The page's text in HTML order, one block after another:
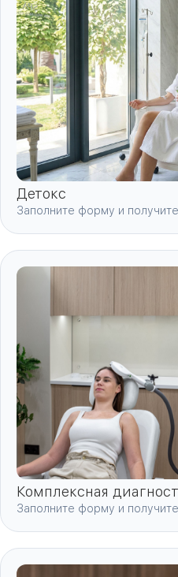
Детокс
Заполните форму и
Комплексная
Заполните форму и